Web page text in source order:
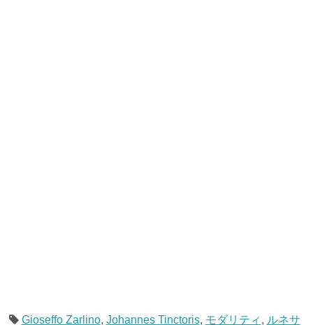
Gioseffo Zarlino, Johannes Tinctoris, モダリティ , ルネサ